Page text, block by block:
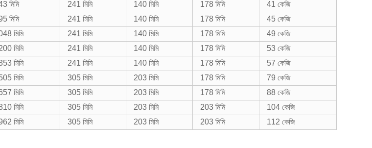
মিমি 241 মিমি 140 মিমি 178 মিমি
41 কেজি
মিমি 241 মিমি 140 মিমি 178 মিমি
45 কেজি
মিমি 241 মিমি 140 মিমি 178 মিমি
49 কেজি
মিমি 241 মিমি 140 মিমি 178 মিমি
53 কেজি
মিমি 241 মিমি 140 মিমি 178 মিমি
57 কেজি
মিমি 305 মিমি 203 মিমি 178 মিমি
79 কেজি
মিমি 305 মিমি 203 মিমি 178 মিমি
88 কেজি
মিমি 305 মিমি 203 মিমি 203 মিমি
104 কেজি
মিমি 305 মিমি 203 মিমি 203 মিমি 112 কেজি